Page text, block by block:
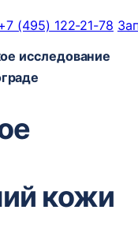
(495) 122-21-78
исследование
кожи